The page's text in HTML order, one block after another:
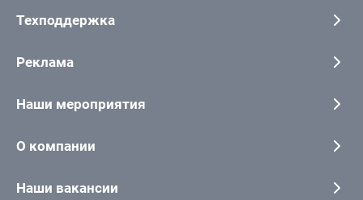
Техподдержка
Реклама
Наши мероприятия
О компании
Наши вакансии